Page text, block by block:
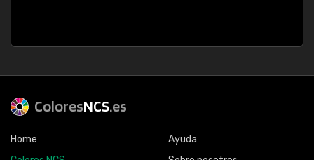
ColoresNCS.es
Home
Ayuda